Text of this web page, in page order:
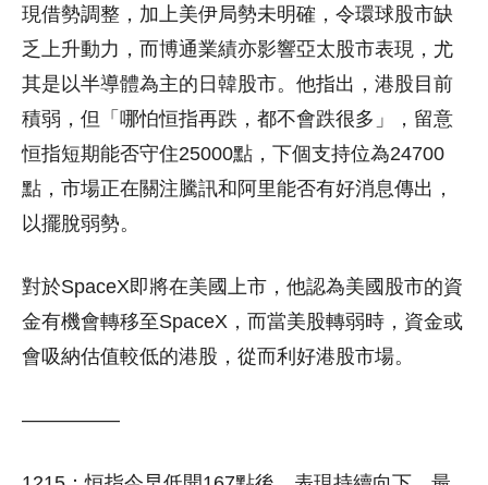
現借勢調整，加上美伊局勢未明確，令環球股市缺
乏上升動力，而博通業績亦影響亞太股市表現，尤
其是以半導體為主的日韓股市。他指出，港股目前
積弱，但「哪怕恒指再跌，都不會跌很多」，留意
恒指短期能否守住25000點，下個支持位為24700
點，市場正在關注騰訊和阿里能否有好消息傳出，
以擺脫弱勢。
對於SpaceX即將在美國上市，他認為美國股市的資
金有機會轉移至SpaceX，而當美股轉弱時，資金或
會吸納估值較低的港股，從而利好港股市場。
—————